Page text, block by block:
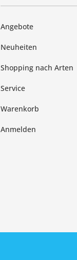
Angebote
Neuheiten
Shopping nach Arten
Service
Warenkorb
Anmelden